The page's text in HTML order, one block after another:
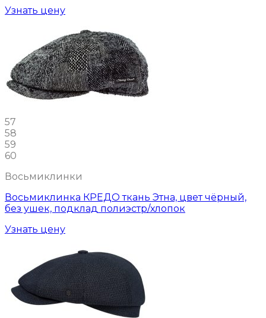
Узнать цену
57
58
59
60
Восьмиклинки
Восьмиклинка КРЕДО ткань Этна, цвет чёрный,
без ушек, подклад полиэстр/хлопок
Узнать цену